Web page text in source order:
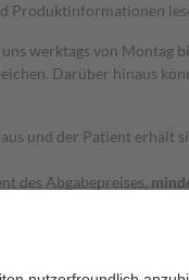
Produktinformationen
werktags von
Darüber hinaus
und der Patient
des Abgabepreises,
und die besondere